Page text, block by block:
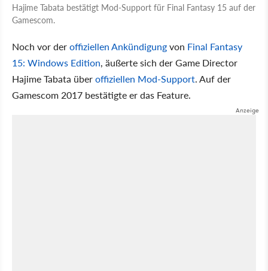
Hajime Tabata bestätigt Mod-Support für Final Fantasy 15 auf der
Gamescom.
Noch vor deroffiziellen Ankündigungvon Final Fantasy
15: Windows Edition, äußerte sich der Game Director
Hajime Tabata überoffiziellen Mod-Support. Auf der
Gamescom 2017 bestätigte er das Feature.